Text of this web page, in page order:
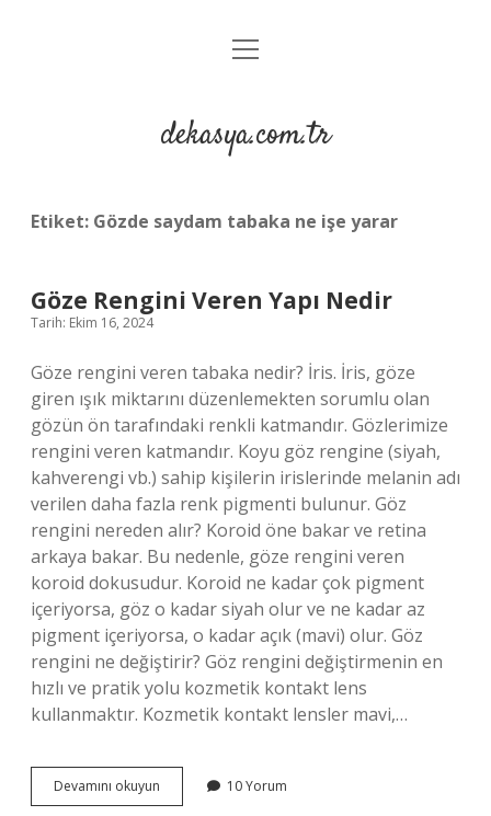
Anasayfa
Yasal Uyarı
menüyü
dekasya.com.tr
Etiket: Gözde saydam tabaka ne işe yarar
Göze Rengini Veren Yapı Nedir
Tarih: Ekim 16, 2024
Göze rengini veren tabaka nedir? İris. İris, göze
giren ışık miktarını düzenlemekten sorumlu olan
gözün ön tarafındaki renkli katmandır. Gözlerimize
rengini veren katmandır. Koyu göz rengine (siyah,
kahverengi vb.) sahip kişilerin irislerinde melanin adı
verilen daha fazla renk pigmenti bulunur. Göz
rengini nereden alır? Koroid öne bakar ve retina
arkaya bakar. Bu nedenle, göze rengini veren
koroid dokusudur. Koroid ne kadar çok pigment
içeriyorsa, göz o kadar siyah olur ve ne kadar az
pigment içeriyorsa, o kadar açık (mavi) olur. Göz
rengini ne değiştirir? Göz rengini değiştirmenin en
hızlı ve pratik yolu kozmetik kontakt lens
kullanmaktır. Kozmetik kontakt lensler mavi,…
Devamını okuyun
Rengini
10 Yorum